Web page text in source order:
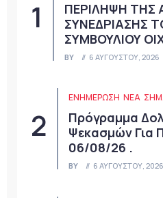
ΠΕΡΙΛΗΨΗ ΤΗΣ
ΣΥΝΕΔΡΙΑΣΗΣ
ΣΥΜΒΟΥΛΙΟΥ
BY 6 ΑΥΓΟΎΣΤΟΥ, 2026
ΕΝΗΜΕΡΩΣΗ ΝΈΑ
Πρόγραμμα
Ψεκασμών Για
06/08/26 .
BY 6 ΑΥΓΟΎΣΤΟΥ, 2026